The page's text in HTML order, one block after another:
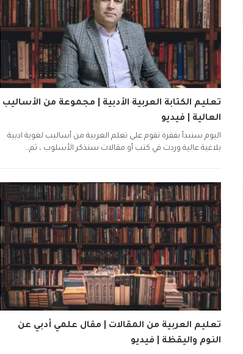
تعليم الكتابة العربية الأدبية | مجموعة من الأساليب
العالية | فيديو
اليوم سنبدأ بفقرة تقوم على تعلم العربية من أساليب لغوية ادبية
بلاغية عالية وردت في كتب أو مقالات سنذكر الأسلوب ، ثم…
تعليم العربية من المقالات | مقال علمي أدبي عن
النوم واليقظة | فيديو